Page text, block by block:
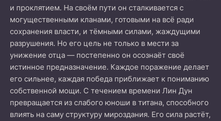
и проклятием. На своём пути он сталкивается с
могущественными кланами, готовыми на всё ради
сохранения власти, и тёмными силами, жаждущими
разрушения. Но его цель не только в мести за
унижение отца — постепенно он осознаёт своё
истинное предназначение. Каждое поражение делает
его сильнее, каждая победа приближает к пониманию
собственной мощи. С течением времени Лин Дун
превращается из слабого юноши в титана, способного
влиять на саму структуру мироздания. Его сила растёт,